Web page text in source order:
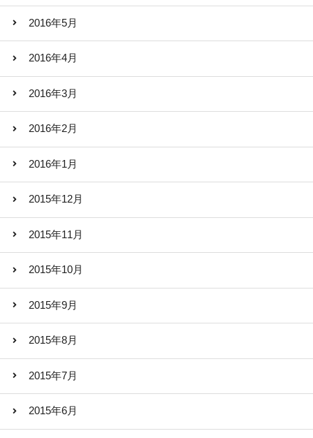
2016年5月
2016年4月
2016年3月
2016年2月
2016年1月
2015年12月
2015年11月
2015年10月
2015年9月
2015年8月
2015年7月
2015年6月